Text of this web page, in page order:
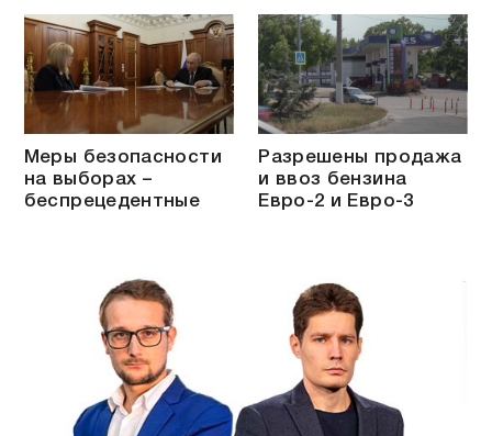
Меры безопасности
на выборах –
беспрецедентные
Разрешены продажа
и ввоз бензина
Евро-2 и Евро-3